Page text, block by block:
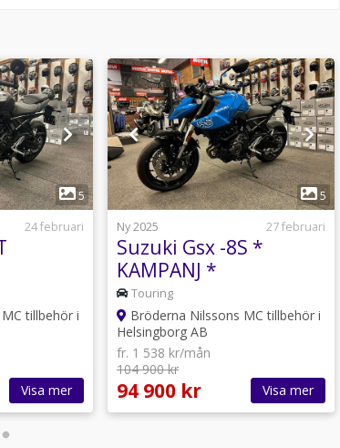
5
24 februari
tillbehör i
Visa mer
1
5
Ny 2025
27 februari
Suzuki Gsx -8S *
KAMPANJ *
Touring
Bröderna Nilssons MC tillbehör i
Helsingborg AB
fr. 1 538 kr/mån
104 900 kr
94 900 kr Visa mer